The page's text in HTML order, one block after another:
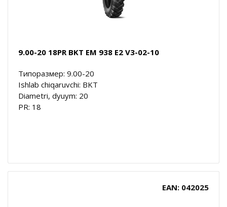
9.00-20 18PR BKT EM 938 E2 V3-02-10
Типоразмер: 9.00-20
Ishlab chiqaruvchi: BKT
Diametri, dyuym: 20
PR: 18
EAN: 042025